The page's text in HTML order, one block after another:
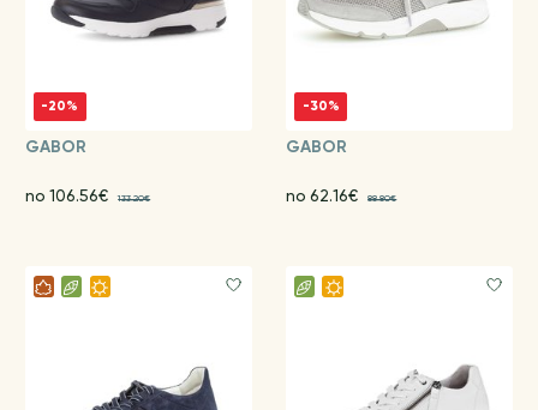
-20%
GABOR
no 106.56€ 133.20€
-30%
GABOR
no 62.16€ 88.80€